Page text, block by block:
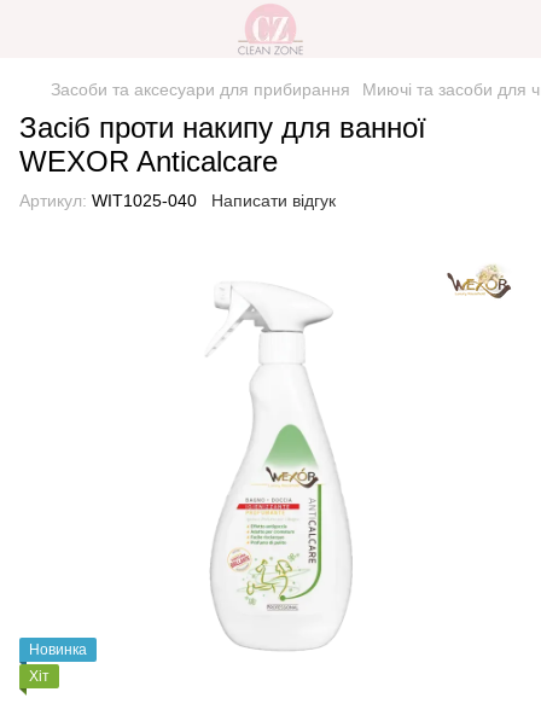
Засоби та аксесуари для прибирання Миючі та засоби для
Засіб проти накипу для ванної
WEXOR Anticalcare
Артикул: WIT1025-040 Написати відгук
Новинка
Хіт